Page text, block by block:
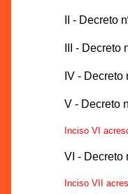
II - Decreto
III -
IV -
V - Decreto
Inciso VI
VI - Decreto
Inciso VII